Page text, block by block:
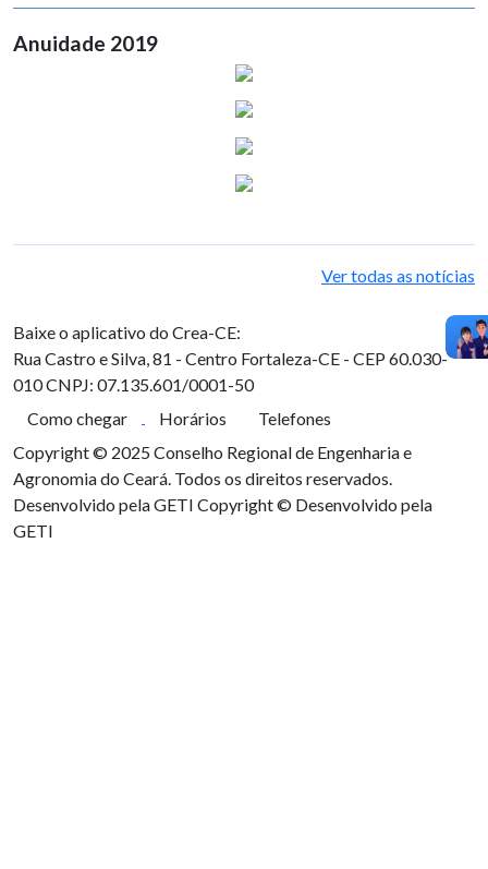
Anuidade 2019
Ver todas as notícias
Baixe o aplicativo do Crea-CE:
Rua Castro e Silva, 81 - Centro Fortaleza-CE - CEP 60.030-
010CNPJ: 07.135.601/0001-50
Como chegar
Horários
Telefones
Copyright © 2025 Conselho Regional de Engenharia e
Agronomia do Ceará. Todos os direitos reservados.
Desenvolvido pela GETI Copyright © Desenvolvido pela
GETI